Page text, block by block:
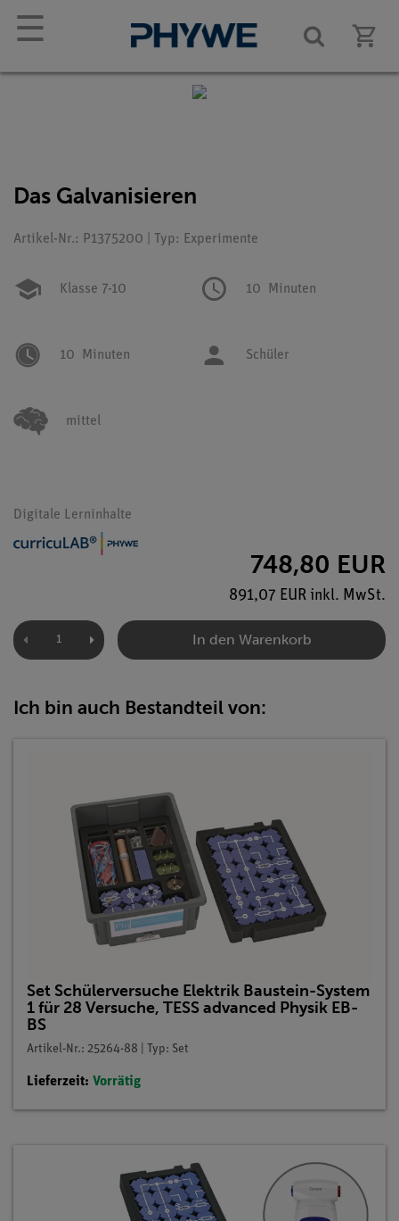
☰
Das Galvanisieren
Artikel-Nr.: P1375200 | Typ: Experimente
Klasse 7-10 10 Minuten
10 Minuten Schüler
mittel
Digitale Lerninhalte
748,80 EUR
891,07 EUR inkl. MwSt.
In den Warenkorb
Ich bin auch Bestandteil von:
Set Schülerversuche Elektrik Baustein-System
1 für 28 Versuche, TESS advanced Physik EB-
BS
Artikel-Nr.: 25264-88 | Typ: Set
Lieferzeit: Vorrätig